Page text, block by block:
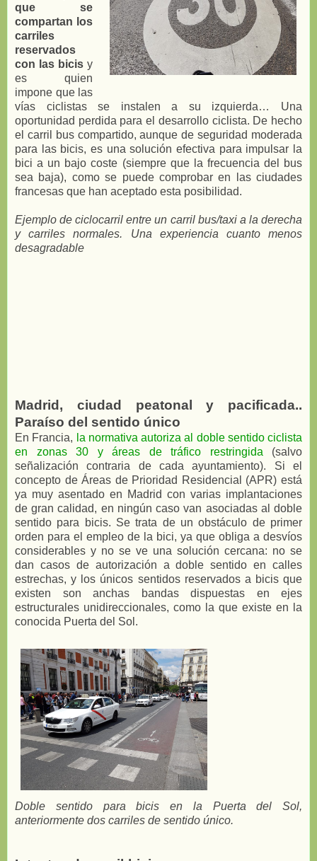
que se
compartan los
carriles
reservados
con las bicis y
es quien
impone que las
vías ciclistas se instalen a su izquierda… Una
oportunidad perdida para el desarrollo ciclista. De hecho
el carril bus compartido, aunque de seguridad moderada
para las bicis, es una solución efectiva para impulsar la
bici a un bajo coste (siempre que la frecuencia del bus
sea baja), como se puede comprobar en las ciudades
francesas que han aceptado esta posibilidad.
Ejemplo de ciclocarril entre un carril bus/taxi a la derecha
y carriles normales. Una experiencia cuanto menos
desagradable
Madrid, ciudad peatonal y pacificada..
Paraíso del sentido único
En Francia, la normativa autoriza al doble sentido ciclista
en zonas 30 y áreas de tráfico restringida (salvo
señalización contraria de cada ayuntamiento). Si el
concepto de Áreas de Prioridad Residencial (APR) está
ya muy asentado en Madrid con varias implantaciones
de gran calidad, en ningún caso van asociadas al doble
sentido para bicis. Se trata de un obstáculo de primer
orden para el empleo de la bici, ya que obliga a desvíos
considerables y no se ve una solución cercana: no se
dan casos de autorización a doble sentido en calles
estrechas, y los únicos sentidos reservados a bicis que
existen son anchas bandas dispuestas en ejes
estructurales unidireccionales, como la que existe en la
conocida Puerta del Sol.
Doble sentido para bicis en la Puerta del Sol,
anteriormente dos carriles de sentido único.